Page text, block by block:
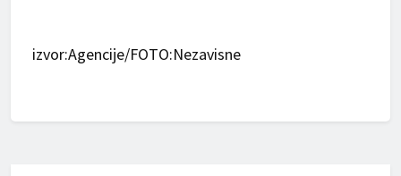
izvor:Agencije/FOTO:Nezavisne